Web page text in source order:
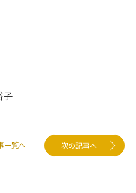
一覧へ 次の記事へ